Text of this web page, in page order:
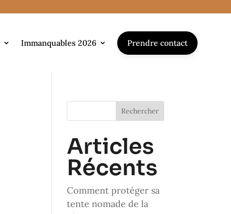
Immanquables 2026 Prendre contact
Rechercher
Articles
Récents
Comment protéger sa
tente nomade de la